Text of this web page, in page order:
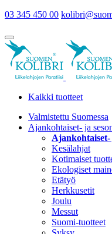
03 345 450 00
Kaikki tuotteet
Valmistettu Suomessa
Ajankohtaiset- ja
Ajankohtaiset-
Kesälahjat
Kotimaiset
Ekologiset
Etätyö
Herkkusetit
Joulu
Messut
Suomi-tuotteet